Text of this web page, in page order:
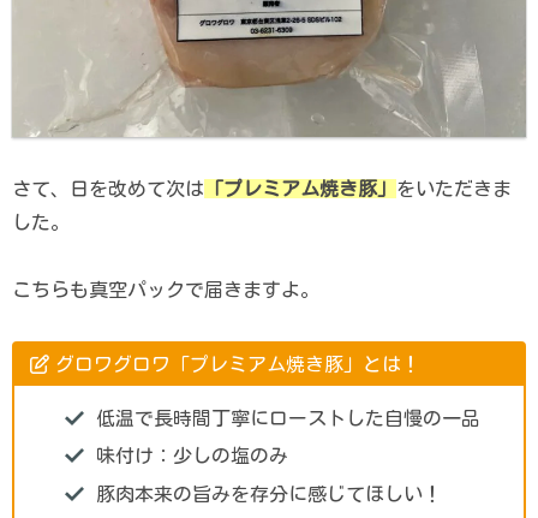
さて、日を改めて次は 「プレミアム焼き豚」 をいただきま
した。
こちらも真空パックで届きますよ。
グロワグロワ「プレミアム焼き豚」とは！
低温で長時間丁寧にローストした自慢の一品
​味付け：少しの塩のみ
豚肉本来の旨みを存分に感じてほしい！